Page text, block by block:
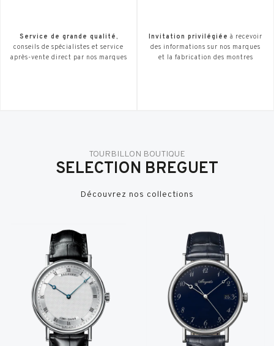
Service de grande qualité,
conseils de spécialistes et service
après-vente direct par nos marques
Invitation privilégiée à recevoir
des informations sur nos marques
et la fabrication des montres
TOURBILLON BOUTIQUE
SELECTION BREGUET
Découvrez nos collections